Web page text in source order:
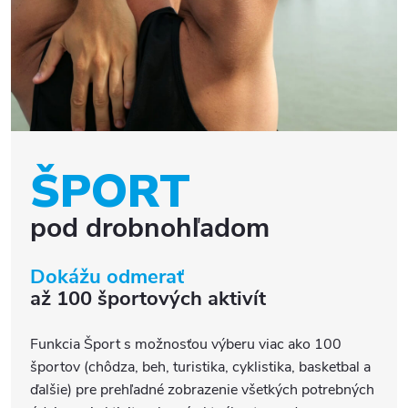
ŠPORT
pod drobnohľadom
Dokážu odmerať
až 100 športových aktivít
Funkcia Šport s možnosťou výberu viac ako 100
športov (chôdza, beh, turistika, cyklistika, basketbal a
ďalšie) pre prehľadné zobrazenie všetkých potrebných